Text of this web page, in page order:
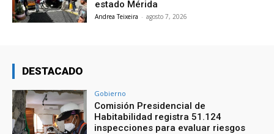
estado Mérida
Andrea Teixeira - agosto 7, 2026
DESTACADO
Gobierno
Comisión Presidencial de
Habitabilidad registra 51.124
inspecciones para evaluar riesgos